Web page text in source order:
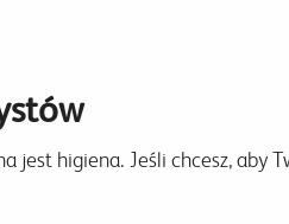
higiena. Jeśli chcesz, aby